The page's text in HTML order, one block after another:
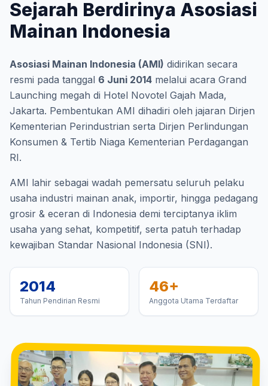
Sejarah Berdirinya Asosiasi
Mainan Indonesia
Asosiasi Mainan Indonesia (AMI) didirikan secara
resmi pada tanggal 6 Juni 2014 melalui acara Grand
Launching megah di Hotel Novotel Gajah Mada,
Jakarta. Pembentukan AMI dihadiri oleh jajaran Dirjen
Kementerian Perindustrian serta Dirjen Perlindungan
Konsumen & Tertib Niaga Kementerian Perdagangan
RI.
AMI lahir sebagai wadah pemersatu seluruh pelaku
usaha industri mainan anak, importir, hingga pedagang
grosir & eceran di Indonesia demi terciptanya iklim
usaha yang sehat, kompetitif, serta patuh terhadap
kewajiban Standar Nasional Indonesia (SNI).
2014
Tahun Pendirian Resmi
46+
Anggota Utama Terdaftar